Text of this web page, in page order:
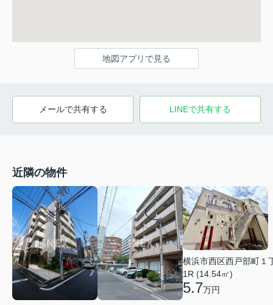
地図アプリで見る
メールで共有する LINEで共有する
近隣の物件
横浜市西区西戸部町１
1R (14.54㎡)
5.7万円